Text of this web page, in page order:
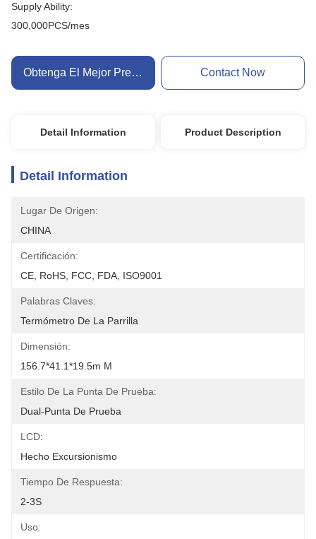
Supply Ability:
300,000PCS/mes
Obtenga El Mejor Precio Contact Now
Detail Information Product Description
Detail Information
Lugar De Origen:
CHINA
Certificación:
CE, RoHS, FCC, FDA, ISO9001
Palabras Claves:
Termómetro De La Parrilla
Dimensión:
156.7*41.1*19.5m M
Estilo De La Punta De Prueba:
Dual-Punta De Prueba
LCD:
Hecho Excursionismo
Tiempo De Respuesta:
2-3S
Uso: